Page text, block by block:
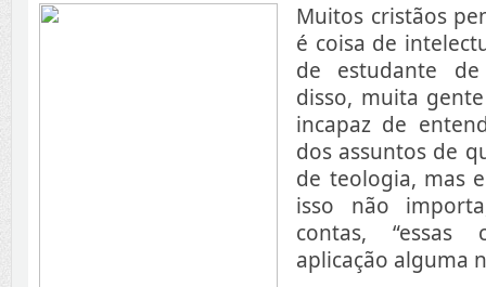
Muitos cristãos
é coisa de
de estudante
disso, muita
incapaz de
dos assuntos de
de teologia, mas
isso não
contas,
aplicação alguma